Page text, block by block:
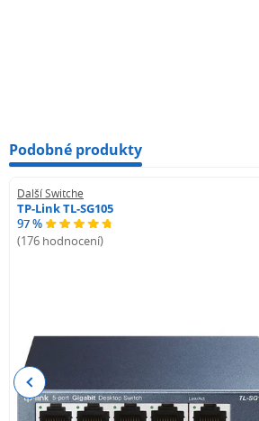
Podobné produkty
Další Switche
TP-Link TL-SG105
97 %
(176 hodnocení)
Previous